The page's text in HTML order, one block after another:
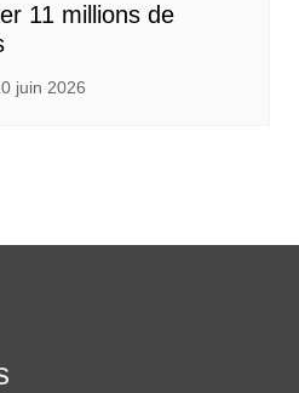
11 millions de
juin 2026